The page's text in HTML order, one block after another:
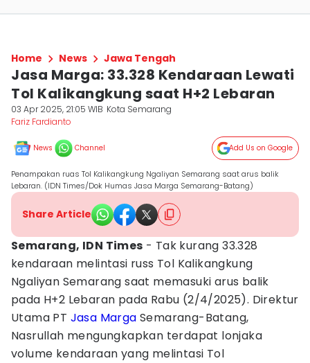
Home News Jawa Tengah
Jasa Marga: 33.328 Kendaraan Lewati
Tol Kalikangkung saat H+2 Lebaran
03 Apr 2025, 21:05 WIB Kota Semarang
Fariz Fardianto
News Channel Add Us on Google
Penampakan ruas Tol Kalikangkung Ngaliyan Semarang saat arus balik
Lebaran. (IDN Times/Dok Humas Jasa Marga Semarang-Batang)
Share Article
Semarang, IDN Times - Tak kurang 33.328
kendaraan melintasi russ Tol Kalikangkung
Ngaliyan Semarang saat memasuki arus balik
pada H+2 Lebaran pada Rabu (2/4/2025). Direktur
Utama PT Jasa Marga Semarang-Batang,
Nasrullah mengungkapkan terdapat lonjaka
volume kendaraan yang melintasi Tol